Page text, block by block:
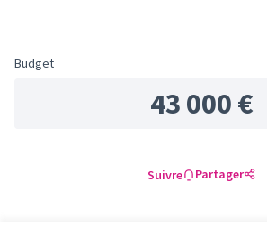
Budget
43 000 €
Suivre Partager